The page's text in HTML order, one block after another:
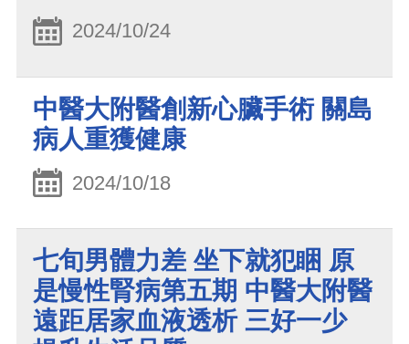
2024/10/24
中醫大附醫創新心臟手術 關島
病人重獲健康
2024/10/18
七旬男體力差 坐下就犯睏 原
是慢性腎病第五期 中醫大附醫
遠距居家血液透析 三好一少